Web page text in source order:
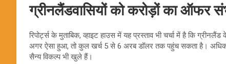
ग्रीनलैंडवासियों को करोड़ों का ऑफर
रिपोर्ट्स के मुताबिक, व्हाइट हाउस में यह प्रस्ताव भी चर्चा में है कि
अगर ऐसा हुआ, तो कुल खर्च 5 से 6 अरब डॉलर तक पहुंच सकता है।
सैन्य विकल्प भी खुले हैं।